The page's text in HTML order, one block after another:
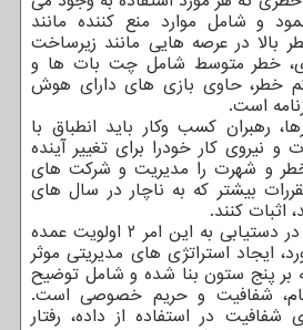
و شامل موارد منع کننده مانند
بالا در عرصه هایی مانند زیرساخت
خطر متوسط شامل چت بات ها و
خطر، حاوی بازی های دارای هوش
است.
رهبران کسب وکار باید انطباق با
و نیروی کار خودرا برای تغییر آینده
خطر و شهرت را مدیریت و شرکت های
بیشتر که به ناچار در سال های
اثبات کنند.
برای رهبران کسب وکار در دستیابی به این امر ۲ اولویت عمده
ایجاد استراتژی های مدیریتی موثر
پنج ستون بنا شده و شامل توضیح
شفافیت و حریم خصوصی است.
شفافیت در استفاده از داده، رفتار